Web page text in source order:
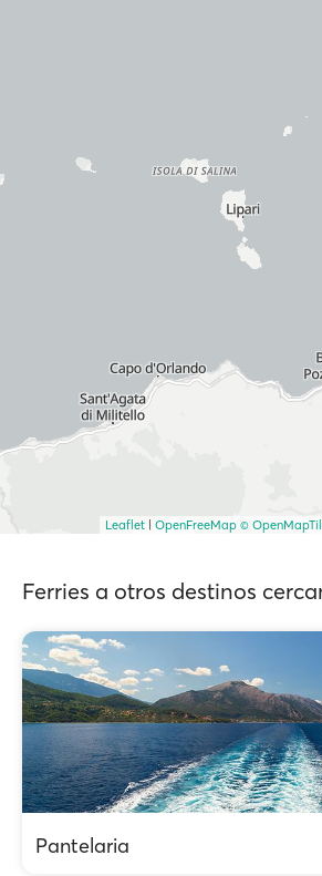
Leaflet OpenFreeMap ©
Ferries a otros destinos
Pantelaria